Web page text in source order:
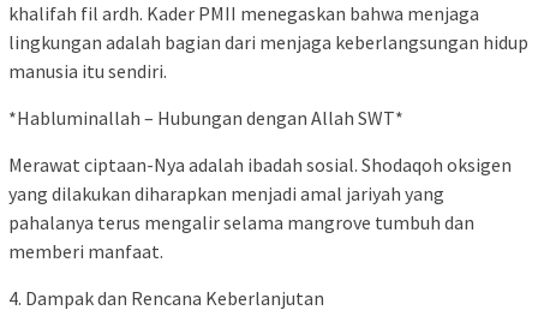
khalifah fil ardh. Kader PMII menegaskan bahwa menjaga
lingkungan adalah bagian dari menjaga keberlangsungan hidup
manusia itu sendiri.
*Habluminallah – Hubungan dengan Allah SWT*
Merawat ciptaan-Nya adalah ibadah sosial. Shodaqoh oksigen
yang dilakukan diharapkan menjadi amal jariyah yang
pahalanya terus mengalir selama mangrove tumbuh dan
memberi manfaat.
4. Dampak dan Rencana Keberlanjutan